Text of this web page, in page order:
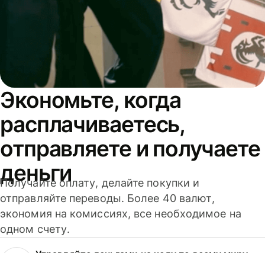
Экономьте, когда
расплачиваетесь,
отправляете и получаете
деньги
Получайте оплату, делайте покупки и
отправляйте переводы. Более 40 валют,
экономия на комиссиях, все необходимое на
одном счету.